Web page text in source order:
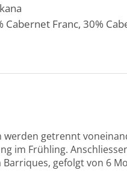
Cabernet Franc, 30%
getrennt
im Frühling.
gefolgt von 6